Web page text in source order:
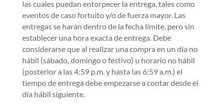
las cuales puedan entorpecer la entrega, tales como
eventos de caso fortuito y/o de fuerza mayor. Las
entregas se harán dentro de la fecha límite, pero sin
establecer una hora exacta de entrega. Debe
considerarse que al realizar una compra en un día no
hábil (sábado, domingo o festivo) u horario no hábil
(posterior a las 4:59 p.m. y hasta las 6:59 a.m.) el
tiempo de entrega debe empezarse a contar desde el
día hábil siguiente.